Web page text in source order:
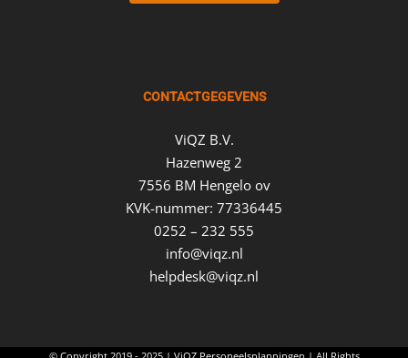
CONTACTGEGEVENS
ViQZ B.V.
Hazenweg 2
7556 BM Hengelo ov
KVK-nummer: 77336445
0252 – 232 555
info@viqz.nl
helpdesk@viqz.nl